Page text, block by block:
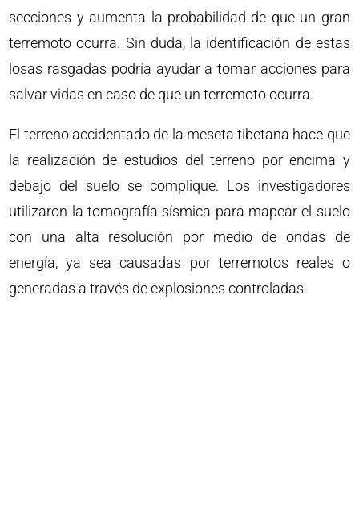
secciones y aumenta la probabilidad de que un gran
terremoto ocurra. Sin duda, la identificación de estas
losas rasgadas podría ayudar a tomar acciones para
salvar vidas en caso de que un terremoto ocurra.
El terreno accidentado de la meseta tibetana hace que
la realización de estudios del terreno por encima y
debajo del suelo se complique. Los investigadores
utilizaron la tomografía sísmica para mapear el suelo
con una alta resolución por medio de ondas de
energía, ya sea causadas por terremotos reales o
generadas a través de explosiones controladas.